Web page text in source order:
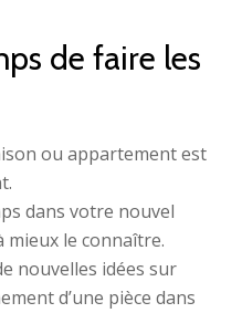
de faire les
ou appartement est
dans votre nouvel
le connaître.
nouvelles idées sur
d’une pièce dans